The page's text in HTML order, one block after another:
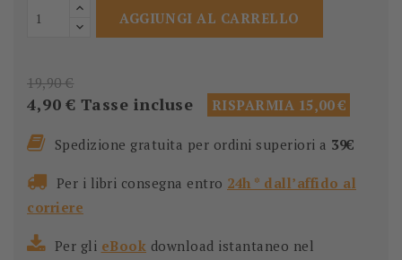
AGGIUNGI AL CARRELLO
19,90 €
4,90 € Tasse incluse RISPARMIA 15,00 €
Spedizione gratuita per ordini superiori a 39€
Per i libri consegna entro 24h * dall’affido al
corriere
Per gli eBook download istantaneo nel